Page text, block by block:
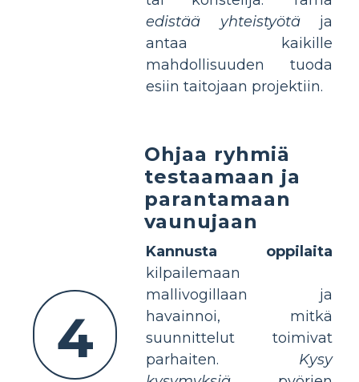
edistää yhteistyötäja
antaa kaikille
mahdollisuuden tuoda
esiin taitojaan projektiin.
4
Ohjaa ryhmiä
testaamaan ja
parantamaan
vaunujaan
Kannusta oppilaita
kilpailemaan
mallivogillaan ja
havainnoi, mitkä
suunnittelut toimivat
parhaiten. Kysy